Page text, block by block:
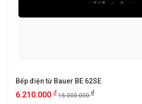
Bếp điện từ Bauer BE 62SE
6.210.000 ₫ 15.000.000₫